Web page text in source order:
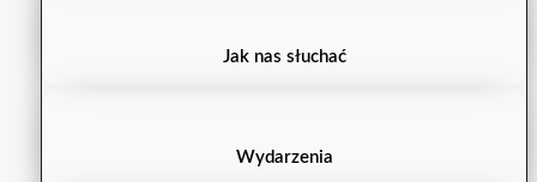
Jak nas słuchać
Wydarzenia